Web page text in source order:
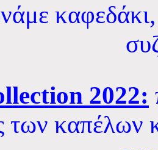
2022:
των καπέλων